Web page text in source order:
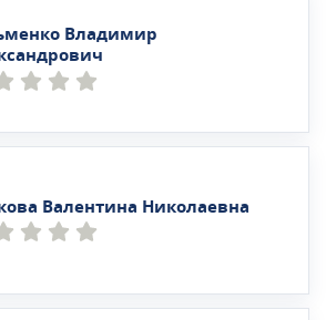
Владимир
Валентина Николаевна